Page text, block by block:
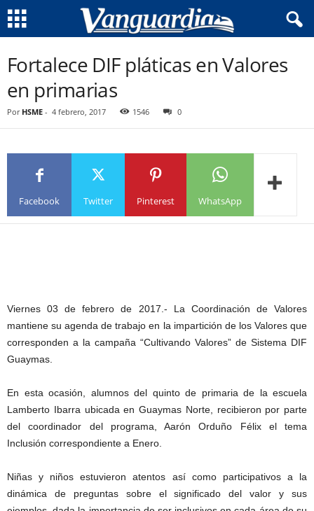
Fortalece DIF pláticas en Valores
en primarias
Por HSME - 4 febrero, 2017 1546 0
Facebook Twitter Pinterest WhatsApp
Viernes 03 de febrero de 2017.- La Coordinación de Valores
mantiene su agenda de trabajo en la impartición de los Valores que
corresponden a la campaña “Cultivando Valores” de Sistema DIF
Guaymas.
En esta ocasión, alumnos del quinto de primaria de la escuela
Lamberto Ibarra ubicada en Guaymas Norte, recibieron por parte
del coordinador del programa, Aarón Orduño Félix el tema
Inclusión correspondiente a Enero.
Niñas y niños estuvieron atentos así como participativos a la
dinámica de preguntas sobre el significado del valor y sus